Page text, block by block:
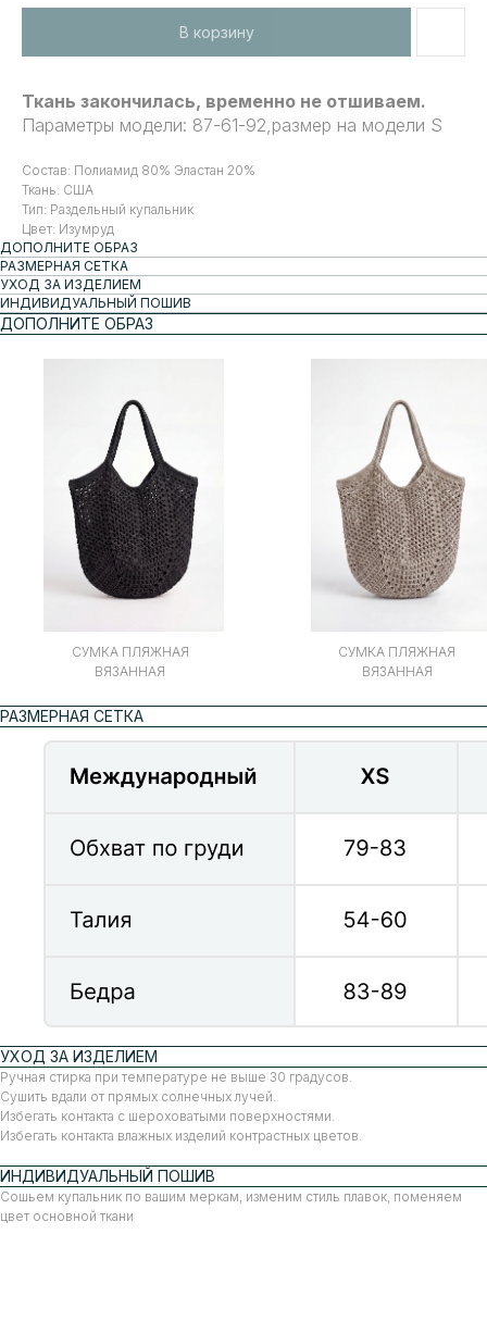
В корзину
Ткань закончилась, временно не отшиваем.
Параметры модели: 87-61-92,размер на модели S
Состав: Полиамид 80% Эластан 20%
Ткань: США
Тип: Раздельный купальник
Цвет: Изумруд
ДОПОЛНИТЕ ОБРАЗ
РАЗМЕРНАЯ СЕТКА
УХОД ЗА ИЗДЕЛИЕМ
ИНДИВИДУАЛЬНЫЙ ПОШИВ
ДОПОЛНИТЕ ОБРАЗ
СУМКА ПЛЯЖНАЯ
ВЯЗАННАЯ
СУМКА ПЛЯЖНАЯ
ВЯЗАННАЯ
РАЗМЕРНАЯ СЕТКА
УХОД ЗА ИЗДЕЛИЕМ
Ручная стирка при температуре не выше 30 градусов.
Сушить вдали от прямых солнечных лучей.
Избегать контакта с шероховатыми поверхностями.
Избегать контакта влажных изделий контрастных цветов.
ИНДИВИДУАЛЬНЫЙ ПОШИВ
Сошьем купальник по вашим меркам, изменим стиль плавок, поменяем
цвет основной ткани